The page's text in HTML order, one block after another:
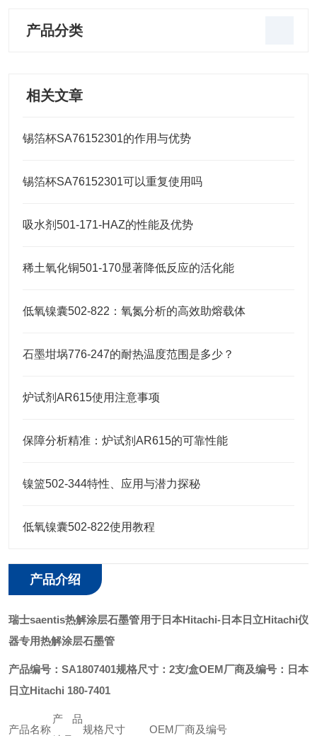
产品分类
相关文章
锡箔杯SA76152301的作用与优势
锡箔杯SA76152301可以重复使用吗
吸水剂501-171-HAZ的性能及优势
稀土氧化铜501-170显著降低反应的活化能
低氧镍囊502-822：氧氮分析的高效助熔载体
石墨坩埚776-247的耐热温度范围是多少？
炉试剂AR615使用注意事项
保障分析精准：炉试剂AR615的可靠性能
镍篮502-344特性、应用与潜力探秘
低氧镍囊502-822使用教程
产品介绍
瑞士saentis热解涂层石墨管用于日本Hitachi-日本日立Hitachi仪
器专用热解涂层石墨管
产品编号：SA1807401规格尺寸：2支/盒OEM厂商及编号：日本
日立Hitachi 180-7401
产品名称
产品
规格尺寸 OEM厂商及编号